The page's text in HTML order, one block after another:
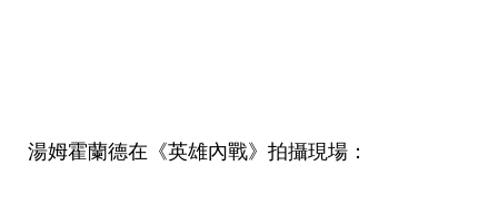
湯姆霍蘭德在《英雄內戰》拍攝現場：